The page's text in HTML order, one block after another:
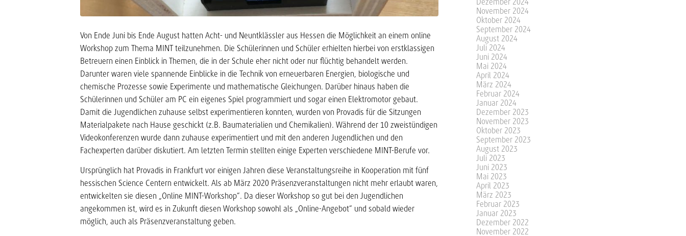
Von Ende Juni bis Ende August hatten Acht- und Neuntklässler aus Hessen die Möglichkeit an einem online
Workshop zum Thema MINT teilzunehmen. Die Schülerinnen und Schüler erhielten hierbei von erstklassigen
Betreuern einen Einblick in Themen, die in der Schule eher nicht oder nur flüchtig behandelt werden.
Darunter waren viele spannende Einblicke in die Technik von erneuerbaren Energien, biologische und
chemische Prozesse sowie Experimente und mathematische Gleichungen. Darüber hinaus haben die
Schülerinnen und Schüler am PC ein eigenes Spiel programmiert und sogar einen Elektromotor gebaut.
Damit die Jugendlichen zuhause selbst experimentieren konnten, wurden von Provadis für die Sitzungen
Materialpakete nach Hause geschickt (z.B. Baumaterialien und Chemikalien). Während der 10 zweistündigen
Videokonferenzen wurde dann zuhause experimentiert und mit den anderen Jugendlichen und den
Fachexperten darüber diskutiert. Am letzten Termin stellten einige Experten verschiedene MINT-Berufe vor.
Ursprünglich hat Provadis in Frankfurt vor einigen Jahren diese Veranstaltungsreihe in Kooperation mit fünf
hessischen Science Centern entwickelt. Als ab März 2020 Präsenzveranstaltungen nicht mehr erlaubt waren,
entwickelten sie diesen „Online MINT-Workshop“. Da dieser Workshop so gut bei den Jugendlichen
angekommen ist, wird es in Zukunft diesen Workshop sowohl als „Online-Angebot“ und sobald wieder
möglich, auch als Präsenzveranstaltung geben.
November 2024
Oktober 2024
September 2024
August 2024
Juli 2024
Juni 2024
Mai 2024
April 2024
März 2024
Februar 2024
Januar 2024
Dezember 2023
November 2023
Oktober 2023
September 2023
August 2023
Juli 2023
Juni 2023
Mai 2023
April 2023
März 2023
Februar 2023
Januar 2023
Dezember 2022
November 2022